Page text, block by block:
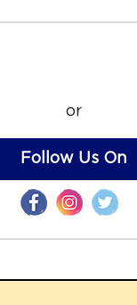
or
Follow Us On